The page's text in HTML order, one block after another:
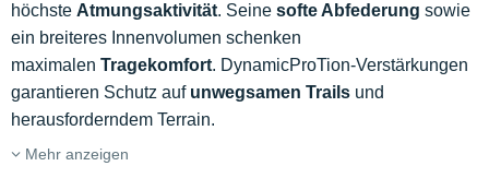
höchste Atmungsaktivität. Seine softe Abfederung sowie
ein breiteres Innenvolumen schenken
maximalen Tragekomfort. DynamicProTion-Verstärkungen
garantieren Schutz aufunwegsamen Trails und
herausforderndem Terrain.
Mehr anzeigen